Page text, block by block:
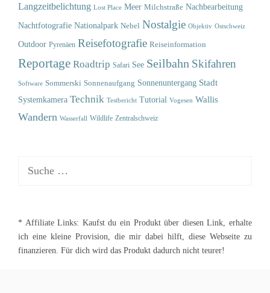
Langzeitbelichtung Lost Place Meer Milchstraße Nachbearbeitung
Nachtfotografie Nationalpark Nebel Nostalgie Objektiv Ostschweiz
Outdoor Pyrenäen Reisefotografie Reiseinformation
Reportage Roadtrip Safari See Seilbahn Skifahren
Software Sommerski Sonnenaufgang Sonnenuntergang Stadt
Systemkamera Technik Testbericht Tutorial Vogesen Wallis
Wandern Wasserfall Wildlife Zentralschweiz
* Affiliate Links: Kaufst du ein Produkt über diesen Link, erhalte
ich eine kleine Provision, die mir dabei hilft, diese Webseite zu
finanzieren. Für dich wird das Produkt dadurch nicht teurer!